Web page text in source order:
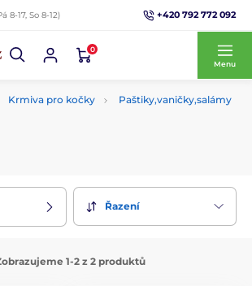
8-17, So 8-12) +420 792 772 092
0
Menu
Krmiva pro kočky
Paštiky,vaničky,salámy
Řazení
1-2 z 2 produktů